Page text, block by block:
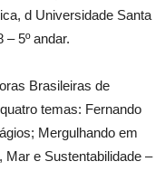
d Universidade Santa
5º andar.
Brasileiras de
temas: Fernando
Mergulhando em
Mar e Sustentabilidade –